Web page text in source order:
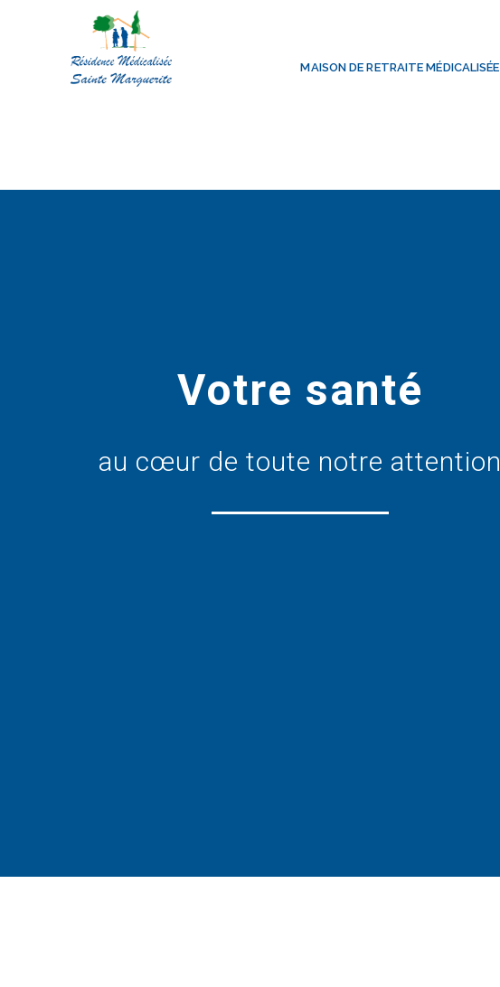
MAISON DE RETRAITE MÉDICALISÉE
Votre santé
au cœur de toute notre attention